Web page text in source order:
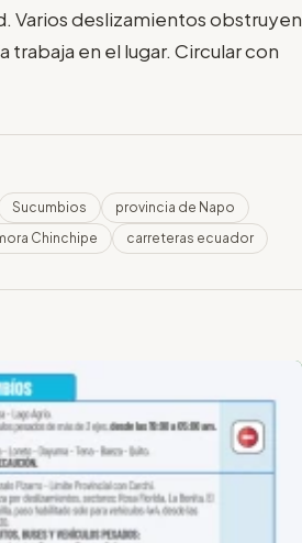
Varios deslizamientos obstruyen
trabaja en el lugar. Circular con
Sucumbios
provincia de Napo
Chinchipe carreteras ecuador